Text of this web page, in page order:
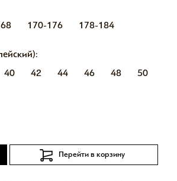
170-176 178-184
40 42 44 46 48
50
Перейти в корзину